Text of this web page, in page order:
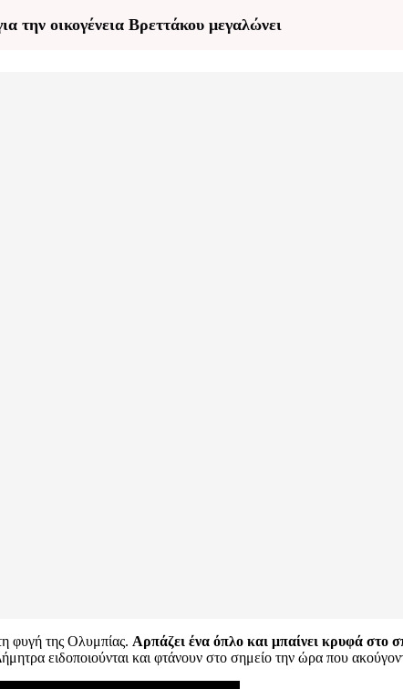
την οικογένεια Βρεττάκου μεγαλώνει
φυγή της Ολυμπίας. Αρπάζει ένα όπλο και μπαίνει κρυφά στο
ειδοποιούνται και φτάνουν στο σημείο την ώρα που